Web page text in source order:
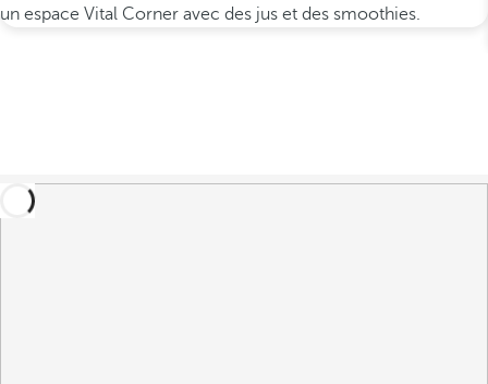
un espace Vital Corner avec des jus et des smoothies.